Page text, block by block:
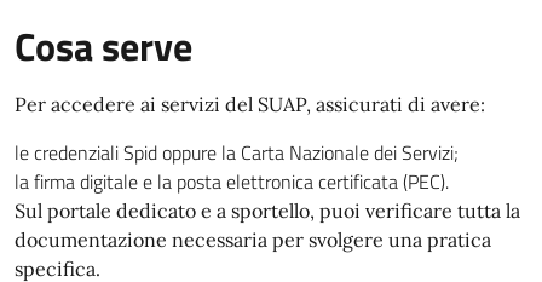
Cosa serve
Per accedere ai servizi del SUAP, assicurati di avere:
le credenziali Spid oppure la Carta Nazionale dei Servizi;
la firma digitale e la posta elettronica certificata (PEC).
Sul portale dedicato e a sportello, puoi verificare tutta la
documentazione necessaria per svolgere una pratica
specifica.